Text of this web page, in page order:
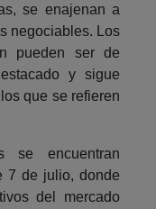
se enajenan a
negociables. Los
pueden ser de
y sigue
que se refieren
se encuentran
7 de julio, donde
del mercado